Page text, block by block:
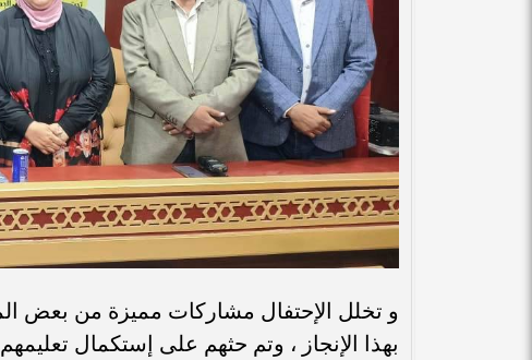
و تخلل الإحتفال مشاركات مميزة من بعض
بهذا الإنجاز ، وتم حثهم على إستكمال